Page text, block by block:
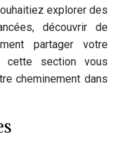
explorer des
découvrir de
partager votre
cette section vous
cheminement dans